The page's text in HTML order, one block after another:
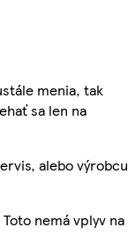
menia, tak
sa len na
alebo výrobcu
nemá vplyv na